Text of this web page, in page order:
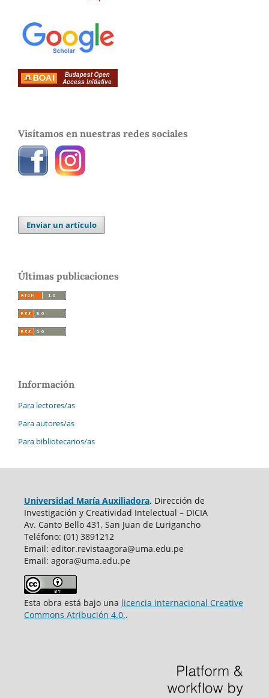
Visítamos en nuestras redes sociales
Enviar un artículo
Últimas publicaciones
Información
Para lectores/as
Para autores/as
Para bibliotecarios/as
Universidad María Auxiliadora. Dirección de
Investigación y Creatividad Intelectual – DICIA
Av. Canto Bello 431, San Juan de Lurigancho
Teléfono: (01) 3891212
Email: editor.revistaagora@uma.edu.pe
Email: agora@uma.edu.pe
Esta obra está bajo una licencia internacional Creative
Commons Atribución 4.0..